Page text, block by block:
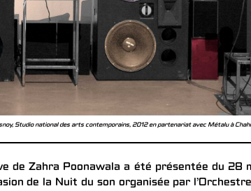
Studio national des arts contemporains, 2012 en partenariat avec Métalu à
de Zahra Poonawala a été présentée du 28
de la Nuit du son organisée par